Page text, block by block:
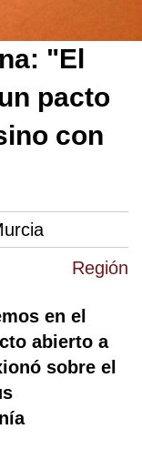
Región
"El
pacto
con
en el
abierto a
sobre el